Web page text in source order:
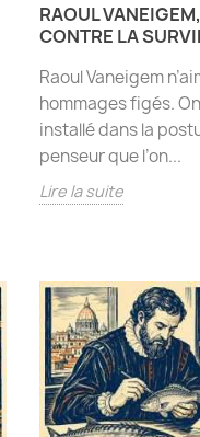
RAOUL
CONTRE LA
Raoul Vaneigem
hommages figés.
installé dans la
penseur que l’on...
Lire la suite